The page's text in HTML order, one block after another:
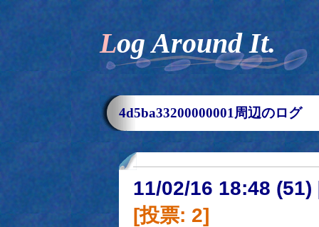
Log Around It.
4d5ba33200000001周辺のログ
11/02/16 18:48 (51)
[投票: 2]